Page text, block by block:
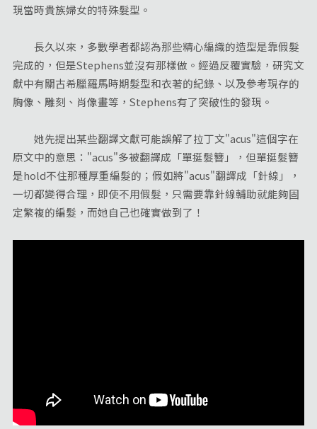
現當時貴族婦女的特殊髮型。
長久以來，多數學者都認為那些精心編織的造型是靠假髮
完成的，但是Stephens並沒有那樣做。經過反覆實驗，研究文
獻中有關古希臘羅馬時期髮型和衣著的紀錄、以及參考現存的
胸像、雕刻、肖像畫等，Stephens有了突破性的發現。
她先提出某些翻譯文獻可能誤解了拉丁文"acus"這個字在
原文中的意思："acus"多被翻譯成「單挺髮簪」，但單挺髮簪
是hold不住那種厚重編髮的；假如將"acus"翻譯成「針線」，
一切都變得合理，即使不用假髮，只需要靠針線輔助就能夠固
定繁複的編髮，而她自己也確實做到了！